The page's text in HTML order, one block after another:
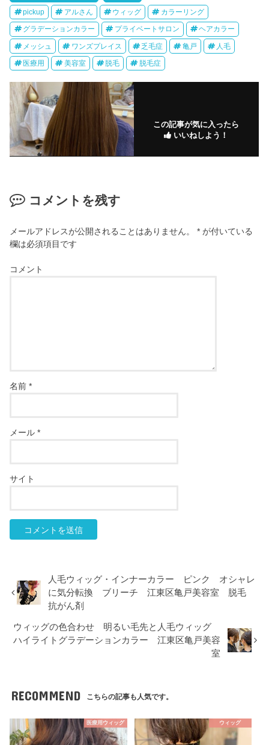
pickup アルさん ウィッグ カラーリング
グラデーションカラー プライベートサロン ヘアカラー
メッシュ ワンズプレイス 乏毛症 亀戸 人毛
医療用 美容室 脱毛 脱毛症
この記事が気に入ったら
いいねしよう！
コメントを残す
メールアドレスが公開されることはありません。 * が付いている
欄は必須項目です
コメント
名前*
メール*
サイト
人毛ウィッグ・インナーカラー ピンク オシャレ
に気分転換 ブリーチ 江東区亀戸美容室 脱毛
抗がん剤
ウィッグの色合わせ 明るい毛先と人毛ウィッグ
ハイライトグラデーションカラー 江東区亀戸美容
室
RECOMMEND こちらの記事も人気です。
医療用ウィッグ ウィッグ